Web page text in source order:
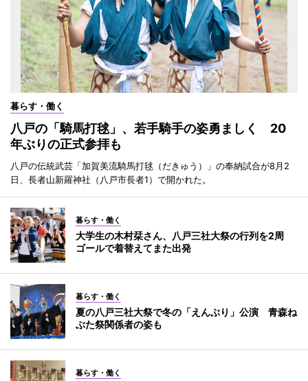
暮らす・働く
八戸の「騎馬打毬」、若手騎手の姿勇ましく 20
年ぶりの正式参拝も
八戸の伝統武芸「加賀美流騎馬打毬（だきゅう）」の奉納試合が8月2
日、長者山新羅神社（八戸市長者1）で開かれた。
暮らす・働く
大学生の木村栞さん、八戸三社大祭の行列を2周
ゴールで着替えてまた出発
暮らす・働く
夏の八戸三社大祭で冬の「えんぶり」公演 青森ね
ぶた祭関係者の姿も
暮らす・働く